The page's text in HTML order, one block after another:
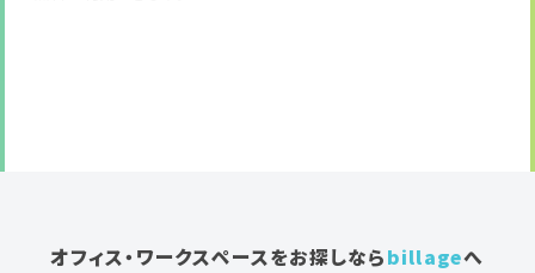
オフィス・ワークスペースをお探しならbillageへ